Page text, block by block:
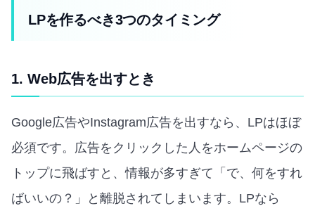
LPを作るべき3つのタイミング
1. Web広告を出すとき
Google広告やInstagram広告を出すなら、LPはほぼ
必須です。広告をクリックした人をホームページの
トップに飛ばすと、情報が多すぎて「で、何をすれ
ばいいの？」と離脱されてしまいます。LPなら